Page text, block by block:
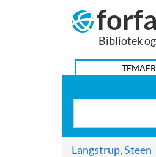
Bibliotek
HOVEDMENU
TEMAER
Langstrup, Steen